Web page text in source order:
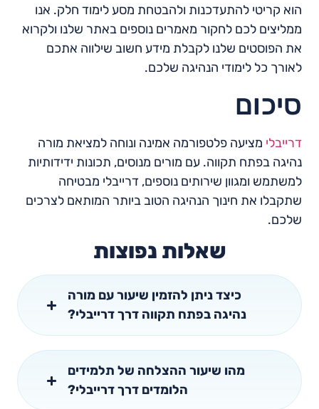
הוא קריטי להתעדכנות ולהבטחת מסע לימוד חלק. אנו
ממליצים לכם לחקור מאמרים נוספים באתר שלנו ולקרוא
את הפוסטים שלנו לקבלת מידע חשוב שילווה אתכם
לאורך כל לימודי הנהיגה שלכם.
סיכום
דרייבלי מציעה פלטפורמה אמינה ונוחה למציאת מורה
נהיגה בפתח תקווה. עם מורים מנוסים, תכונות ידידותיות
למשתמש ומגוון שירותים נוספים, דרייבלי מבטיחה
שתקבלו את חינוך הנהיגה הטוב ביותר המותאם לצרכים
שלכם.
שאלות נפוצות
כיצד ניתן להזמין שיעור עם מורה
נהיגה בפתח תקווה דרך דרייבלי?
מהו שיעור ההצלחה של תלמידים
הלומדים דרך דרייבלי?